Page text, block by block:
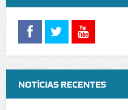
NOTÍCIAS RECENTES